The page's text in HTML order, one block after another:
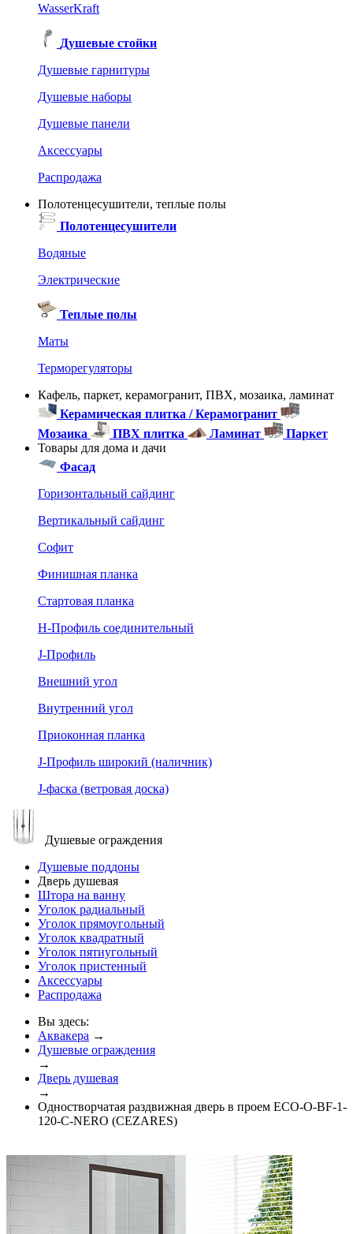
WasserKraft
Душевые стойки
Душевые гарнитуры
Душевые наборы
Душевые панели
Аксессуары
Распродажа
Полотенцесушители, теплые полы
Полотенцесушители
Водяные
Электрические
Теплые полы
Маты
Терморегуляторы
Кафель, паркет, керамогранит, ПВХ, мозаика, ламинат
Керамическая плитка / Керамогранит
Мозаика
ПВХ плитка Ламинат
Паркет
Товары для дома и дачи
Фасад
Горизонтальный сайдинг
Вертикальный сайдинг
Софит
Финишная планка
Стартовая планка
Н-Профиль соединительный
J-Профиль
Внешний угол
Внутренний угол
Приоконная планка
J-Профиль широкий (наличник)
J-фаска (ветровая доска)
Душевые ограждения
Душевые поддоны
Дверь душевая
Штора на ванну
Уголок радиальный
Уголок прямоугольный
Уголок квадратный
Уголок пятиугольный
Уголок пристенный
Аксессуары
Распродажа
Вы здесь:
Аквакера →
Душевые ограждения
→
Дверь душевая
→
Одностворчатая раздвижная дверь в проем ECO-O-BF-1-
120-C-NERO (CEZARES)